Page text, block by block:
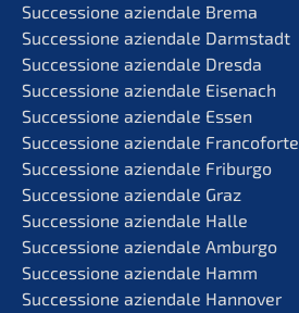
Succes­sio­ne aziend­a­le Brema
Succes­sio­ne aziend­a­le Darmstadt
Succes­sio­ne aziend­a­le Dresda
Succes­sio­ne aziend­a­le Eisenach
Succes­sio­ne aziend­a­le Essen
Succes­sio­ne aziend­a­le Francoforte
Succes­sio­ne aziend­a­le Friburgo
Succes­sio­ne aziend­a­le Graz
Succes­sio­ne aziend­a­le Halle
Succes­sio­ne aziend­a­le Amburgo
Succes­sio­ne aziend­a­le Hamm
Succes­sio­ne aziend­a­le Hannover